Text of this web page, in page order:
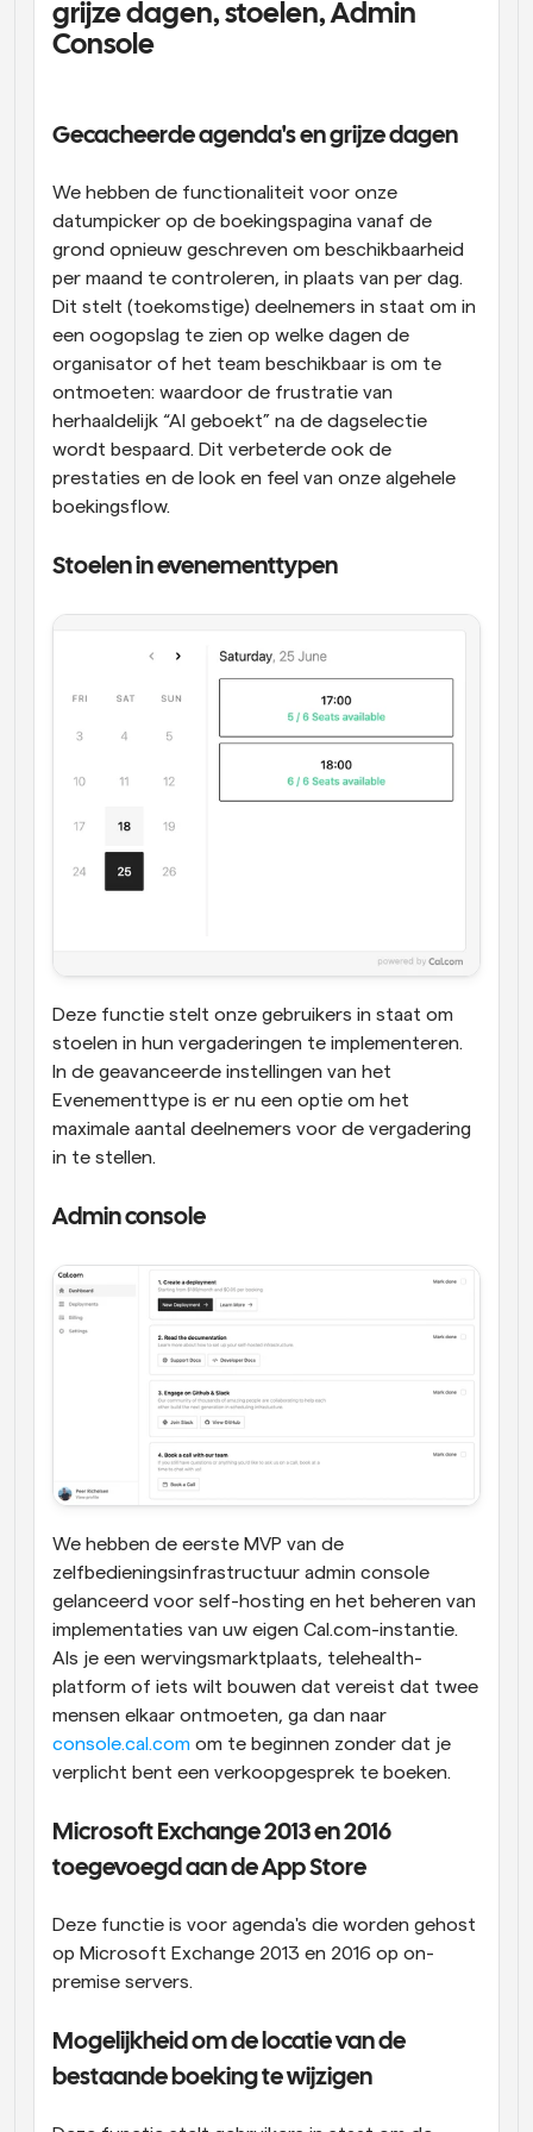
oproepen
Workflow
Blijf op de hoogte van het laatste nieuws en updates
Ontmoet cliënten binnen enkele minuten
Dynamische Groep Links
Boek naadloos vergaderingen met meerdere mensen
Ontvang een melding wanneer er iets gebeurt
grijze dagen, stoelen, Admin
Console
Gecacheerde agenda's en grijze dagen
We hebben de functionaliteit voor onze
datumpicker op de boekingspagina vanaf de
grond opnieuw geschreven om beschikbaarheid
per maand te controleren, in plaats van per dag.
Dit stelt (toekomstige) deelnemers in staat om in
een oogopslag te zien op welke dagen de
organisator of het team beschikbaar is om te
ontmoeten: waardoor de frustratie van
herhaaldelijk “Al geboekt” na de dagselectie
wordt bespaard. Dit verbeterde ook de
prestaties en de look en feel van onze algehele
boekingsflow.
Stoelen in evenementtypen
Deze functie stelt onze gebruikers in staat om
stoelen in hun vergaderingen te implementeren.
In de geavanceerde instellingen van het
Evenementtype is er nu een optie om het
maximale aantal deelnemers voor de vergadering
in te stellen.
Admin console
We hebben de eerste MVP van de
zelfbedieningsinfrastructuur admin console
gelanceerd voor self-hosting en het beheren van
implementaties van uw eigen Cal.com-instantie.
Als je een wervingsmarktplaats, telehealth-
platform of iets wilt bouwen dat vereist dat twee
console.cal.com om te beginnen zonder dat je
verplicht bent een verkoopgesprek te boeken.
Microsoft Exchange 2013 en 2016
toegevoegd aan de App Store
Deze functie is voor agenda's die worden gehost
op Microsoft Exchange 2013 en 2016 op on-
premise servers.
Mogelijkheid om de locatie van de
bestaande boeking te wijzigen